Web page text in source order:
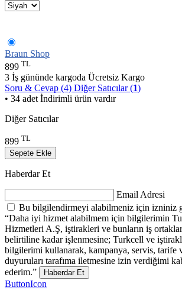
Braun Shop
899 TL
3 İş gününde kargoda Ücretsiz Kargo
Soru & Cevap (4) Diğer Satıcılar (1)
• 34 adet İndirimli ürün vardır
Diğer Satıcılar
899 TL
Sepete Ekle
Haberdar Et
Email Adresi
Bu bilgilendirmeyi alabilmeniz için izniniz
“Daha iyi hizmet alabilmem için bilgilerimin
Hizmetleri A.Ş, iştirakleri ve bunların iş
belirtiline kadar işlenmesine; Turkcell ve
bilgilerimi kullanarak, kampanya, servis, tarife
duyuruları tarafıma iletmesine izin verdiğimi
ederim.”
Haberdar Et
ButtonIcon